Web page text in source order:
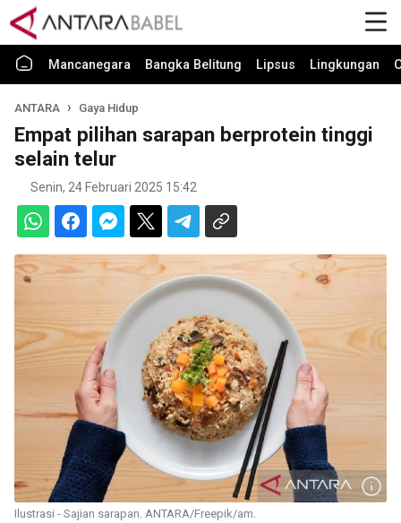
Mancanegara Bangka Belitung Lipsus Lingkungan
ANTARA Gaya Hidup
Empat pilihan sarapan berprotein tinggi
selain telur
Senin, 24 Februari 2025 15:42
Ilustrasi - Sajian sarapan. ANTARA/Freepik/am.